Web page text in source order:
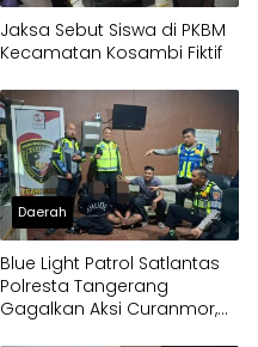
Jaksa Sebut Siswa di PKBM
Kecamatan Kosambi Fiktif
Daerah
Blue Light Patrol Satlantas
Polresta Tangerang
Gagalkan Aksi Curanmor,